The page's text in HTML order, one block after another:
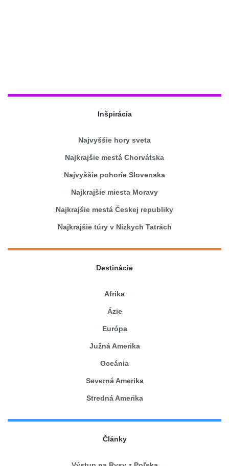
Inšpirácia
Najvyššie hory sveta
Najkrajšie mestá Chorvátska
Najvyššie pohorie Slovenska
Najkrajšie miesta Moravy
Najkrajšie mestá Českej republiky
Najkrajšie túry v Nízkych Tatrách
Destinácie
Afrika
Ázie
Európa
Južná Amerika
Oceánia
Severná Amerika
Stredná Amerika
Články